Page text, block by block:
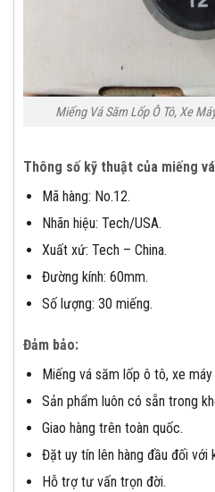
Miếng Vá Săm Lốp Ô Tô, Xe
Thông số kỹ thuật của miếng
Mã hàng: No.12.
Nhãn hiệu: Tech/USA.
Xuất xứ: Tech – China.
Đường kính: 60mm.
Số lượng: 30 miếng.
Đảm bảo:
Miếng vá săm lốp ô tô, xe
Sản phẩm luôn có sẵn trong
Giao hàng trên toàn quốc.
Đặt uy tín lên hàng đầu đối với
Hỗ trợ tư vấn trọn đời.